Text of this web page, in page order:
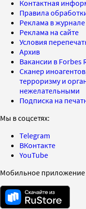
Контактная
Правила
Реклама в журнале
Реклама на сайте
Условия
Архив
Вакансии в Forbes
Сканер
терроризму и
нежелательными
Подписка на
Мы в соцсетях:
Telegram
ВКонтакте
YouTube
Мобильное приложение